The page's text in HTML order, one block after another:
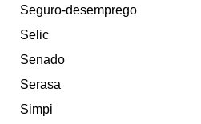
Seguro-desemprego
Selic
Senado
Serasa
Simpi